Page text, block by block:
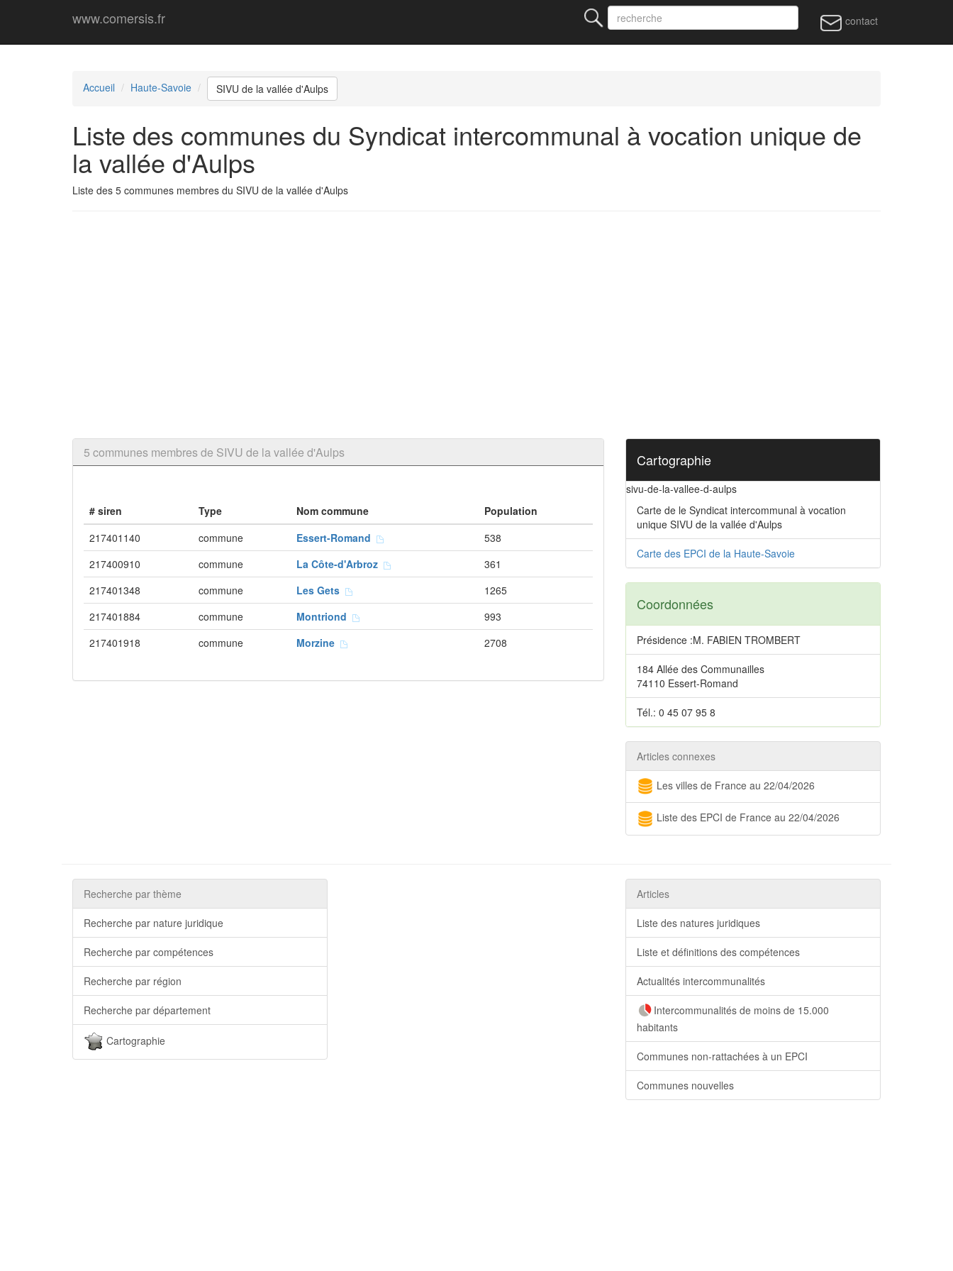
www.comersis.fr contact
Accueil Haute-Savoie SIVU de la vallée d'Aulps
Liste des communes du Syndicat intercommunal à vocation unique de
la vallée d'Aulps
Liste des 5 communes membres du SIVU de la vallée d'Aulps
5 communes membres de SIVU de la vallée d'Aulps
# siren Type Nom commune
Population
217401140
commune Essert-Romand
538
217400910
commune La Côte-d'Arbroz
361
217401348
commune Les Gets
1265
217401884
commune Montriond
993
217401918
commune Morzine 2708
Cartographie
sivu-de-la-vallee-d-aulps
Carte de le Syndicat intercommunal à vocation
unique SIVU de la vallée d'Aulps
Carte des EPCI de la Haute-Savoie
Coordonnées
Présidence :M. FABIEN TROMBERT
184 Allée des Communailles
74110 Essert-Romand
Tél.: 0 45 07 95 8
Articles connexes
Les villes de France au 22/04/2026
Liste des EPCI de France au 22/04/2026
Recherche par thème
Recherche par nature juridique
Recherche par compétences
Recherche par région
Recherche par département
Cartographie
Articles
Liste des natures juridiques
Liste et définitions des compétences
Actualités intercommunalités
Intercommunalités de moins de 15.000
habitants
Communes non-rattachées à un EPCI
Communes nouvelles